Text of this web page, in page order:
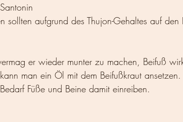
sollten aufgrund des Thujon-Gehaltes auf den
er wieder munter zu machen, Beifuß
man ein Öl mit dem Beifußkraut
Füße und Beine damit einreiben.